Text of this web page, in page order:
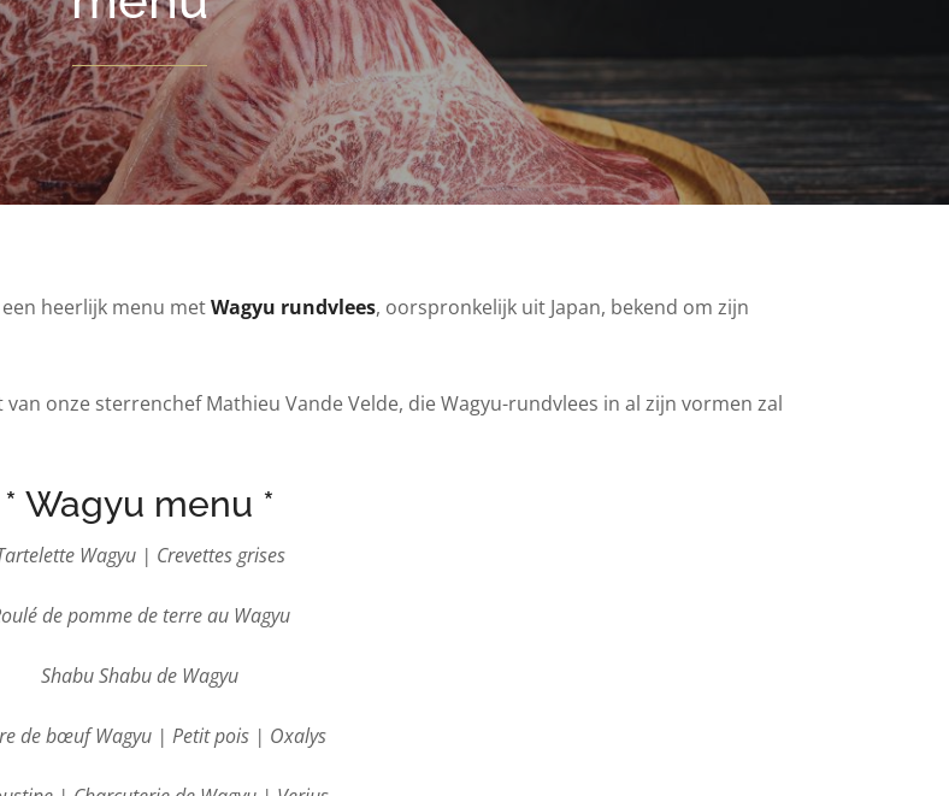
heerlijk menu metWagyu rundvlees, oorspronkelijk uit Japan, bekend om zijn
onze sterrenchef Mathieu Vande Velde, die Wagyu-rundvlees in al zijn vormen zal
* Wagyu menu *
Wagyu | Crevettes grises
de pomme de terre au Wagyu
Shabu Shabu de Wagyu
de bœuf Wagyu | Petit pois | Oxalys